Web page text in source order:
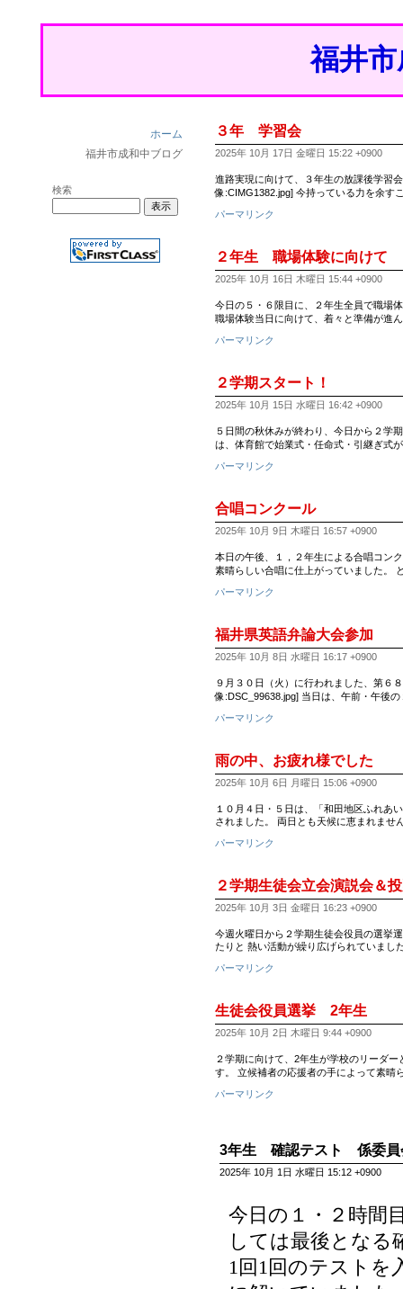
福井
ホーム
福井市成和中ブログ
検索
３年 学習会
2025年 10月 17日 金曜日 15:22 +0900
進路実現に向けて、３年生の放課後学習
像:CIMG1382.jpg] 今持っている力を余す
パーマリンク
２年生 職場体験に向けて
2025年 10月 16日 木曜日 15:44 +0900
今日の５・６限目に、２年生全員で職場
職場体験当日に向けて、着々と準備が進
パーマリンク
２学期スタート！
2025年 10月 15日 水曜日 16:42 +0900
５日間の秋休みが終わり、今日から２学
は、体育館で始業式・任命式・引継ぎ式
パーマリンク
合唱コンクール
2025年 10月 9日 木曜日 16:57 +0900
本日の午後、１，２年生による合唱コン
素晴らしい合唱に仕上がっていました。
パーマリンク
福井県英語弁論大会参加
2025年 10月 8日 水曜日 16:17 +0900
９月３０日（火）に行われました、第６
像:DSC_99638.jpg] 当日は、午前・午後
パーマリンク
雨の中、お疲れ様でした
2025年 10月 6日 月曜日 15:06 +0900
１０月４日・５日は、「和田地区ふれあ
されました。 両日とも天候に恵まれませ
パーマリンク
２学期生徒会立会演説会＆
2025年 10月 3日 金曜日 16:23 +0900
今週火曜日から２学期生徒会役員の選挙
たりと 熱い活動が繰り広げられていまし
パーマリンク
生徒会役員選挙 2年生
2025年 10月 2日 木曜日 9:44 +0900
２学期に向けて、2年生が学校のリーダ
す。 立候補者の応援者の手によって素晴
パーマリンク
3年生 確認テスト 係委員
2025年 10月 1日 水曜日 15:12 +0900
今日の１・２時間
しては最後となる
1回1回のテストを